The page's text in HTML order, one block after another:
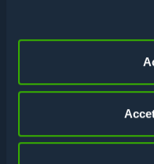
Compila il form per
o